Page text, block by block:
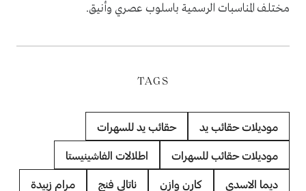
مختلف المناسبات الرسمية باسلوب عصري وأنيق.
TAGS
موديلات حقائب يد حقائب يد للسهرات
موديلات حقائب للسهرات اطلالات الفاشينيستا
ديما الاسدي كارن وازن ناتالي فنج مرام زبيدة